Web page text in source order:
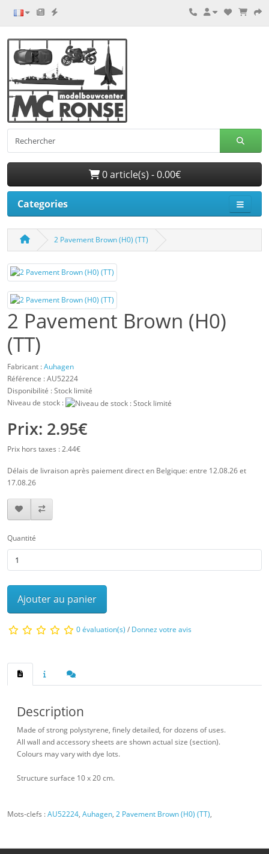
0 article(s) - 0.00€
Categories
2 Pavement Brown (H0) (TT)
2 Pavement Brown (H0)
(TT)
Fabricant :Auhagen
Référence :AU52224
Disponibilité : Stock limité
Niveau de stock :
Prix: 2.95€
Prix hors taxes : 2.44€
Délais de livraison après paiement direct en Belgique: entre 12.08.26 et
17.08.26
Quantité
Ajouter au panier
0 évaluation(s) / Donnez votre avis
Description
Made of strong polystyrene, finely detailed, for dozens of uses.
All wall and accessory sheets are shown actual size (section).
Colours may vary with dye lots.
Structure surface 10 x 20 cm.
Mots-clefs :AU52224, Auhagen, 2 Pavement Brown (H0) (TT),